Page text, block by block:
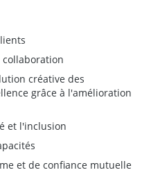
créative des
grâce à l'amélioration
et l'inclusion
et de confiance mutuelle